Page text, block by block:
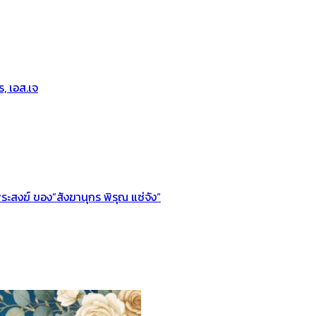
อส.เจ
สงฆ์ ของ”สังฆานุกร พิรุณ แซ่จัง”